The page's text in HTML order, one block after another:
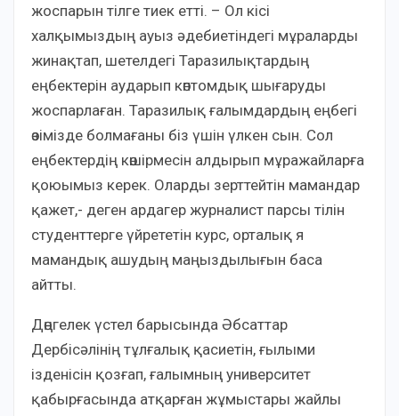
жоспарын тілге тиек етті. – Ол кісі
халқымыздың ауыз әдебиетіндегі мұраларды
жинақтап, шетелдегі Таразилықтардың
еңбектерін аударып көптомдық шығаруды
жоспарлаған. Таразилық ғалымдардың еңбегі
өзімізде болмағаны біз үшін үлкен сын. Сол
еңбектердің көшірмесін алдырып мұражайларға
қоюымыз керек. Оларды зерттейтін мамандар
қажет,- деген ардагер журналист парсы тілін
студенттерге үйрететін курс, орталық я
мамандық ашудың маңыздылығын баса
айтты.
Дөңгелек үстел барысында Әбсаттар
Дербісәлінің тұлғалық қасиетін, ғылыми
ізденісін қозғап, ғалымның университет
қабырғасында атқарған жұмыстары жайлы